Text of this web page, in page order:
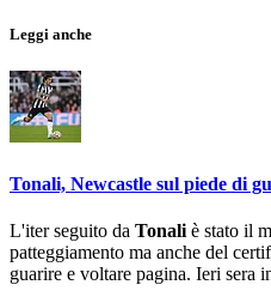
Leggi anche
Tonali, Newcastle sul piede di
L'iter seguito da Tonali è stato il
patteggiamento ma anche del
guarire e voltare pagina. Ieri sera